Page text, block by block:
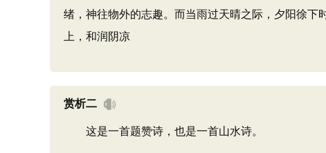
绪，神往物外的志趣。而当雨过天晴之际，夕阳徐
上，和润阴凉
赏析二
这是一首题赞诗，也是一首山水诗。